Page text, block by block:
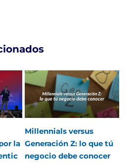
la
Millennials versus
Generación Z: lo que tú
negocio debe conocer